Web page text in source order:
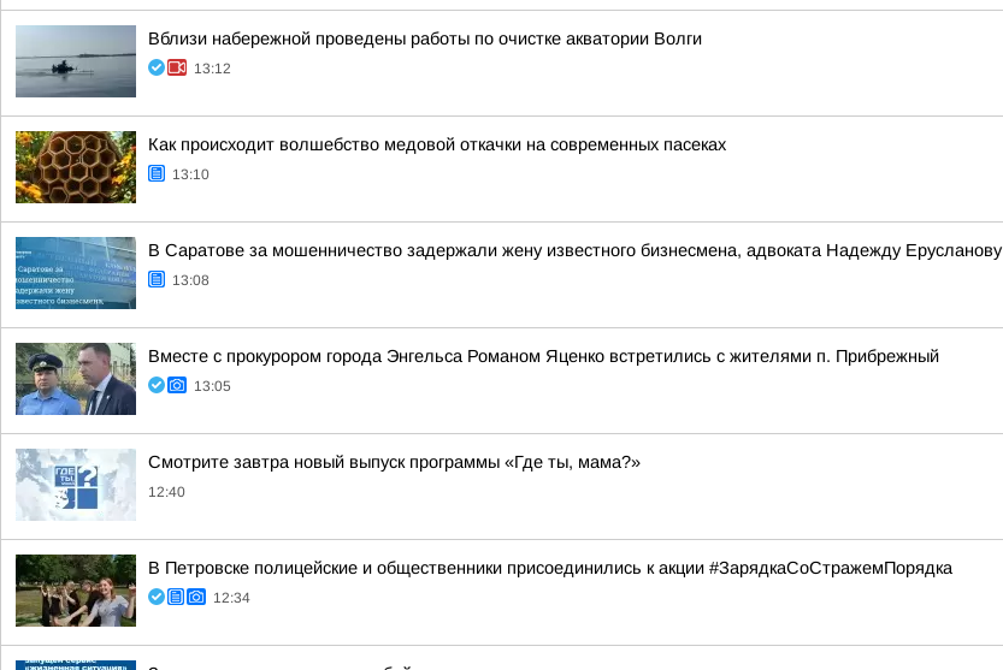
Вблизи набережной проведены работы по очистке акватории Волги
13:12
Как происходит волшебство медовой откачки на современных пасеках
13:10
В Саратове за мошенничество задержали жену известного бизнесмена, адвоката Надежду Ерусланову
13:08
Вместе с прокурором города Энгельса Романом Яценко встретились с жителями п. Прибрежный
13:05
Смотрите завтра новый выпуск программы «Где ты, мама?»
12:40
В Петровске полицейские и общественники присоединились к акции #ЗарядкаСоСтражемПорядка
12:34